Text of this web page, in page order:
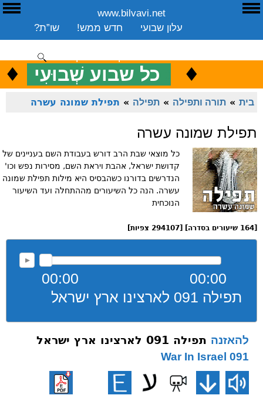
www.bilvavi.net
שו”ת?
חדש ממש!
עלון שבועי
שיעורים שבועי
ספרים
ארכיון
סקירה כללית
ENGLISH ♦ כל שבוע שְׁבוּעִי ♦
בית » תורה ותפילה » תפילה » תפילת שמונה עשרה
תפילת שמונה עשרה
כל מוצאי שבת הרב דורש בעבודת השם בעניינים של
קדושת ישראל, אהבת ויראת השם, מסירות נפש וכו'
הנדרשים בדורנו כשהבסיס היא מילות תפילת שמונה
עשרה. הנה כל השיעורים מההתחלה ועד השיעור
הנוכחית
00:00
00:00
תפילה 091 לארצינו ארץ ישראל
להאזנה תפילה 091 לארצינו ארץ ישראל
091 War In Israel